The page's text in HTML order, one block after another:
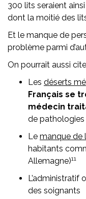
300 lits seraient
dont la moitié des
Et le manque de
problème parmi
On pourrait aussi
Les déserts
Français se
médecin
de pathologies
Le manque de
habitants
Allemagne)11
L’administratif
des soignants